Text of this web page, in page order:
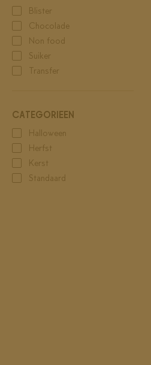
Blister
Chocolade
Non food
Suiker
Transfer
CATEGORIEËN
Halloween
Herfst
Kerst
Standaard